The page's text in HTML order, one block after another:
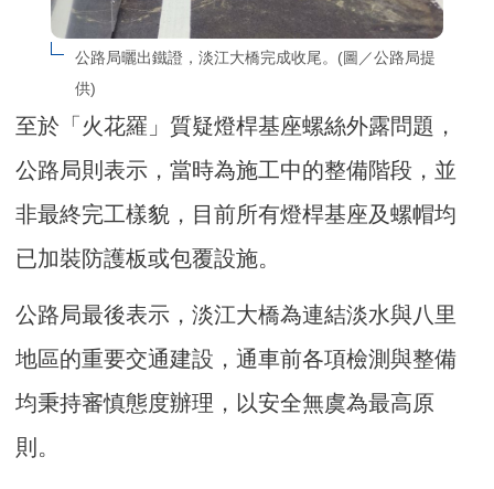
公路局曬出鐵證，淡江大橋完成收尾。(圖／公路局提
供)
至於「火花羅」質疑燈桿基座螺絲外露問題，
公路局則表示，當時為施工中的整備階段，並
非最終完工樣貌，目前所有燈桿基座及螺帽均
已加裝防護板或包覆設施。
公路局最後表示，淡江大橋為連結淡水與八里
地區的重要交通建設，通車前各項檢測與整備
均秉持審慎態度辦理，以安全無虞為最高原
則。